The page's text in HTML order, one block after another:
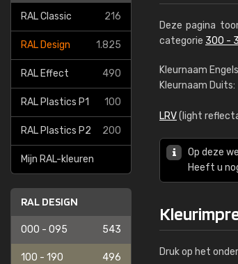
RAL Classic 216
RAL Design 1.825
RAL Effect 490
RAL Plastics P1 100
RAL Plastics P2 200
Mijn RAL-kleuren
RAL DESIGN
000 - 095 543
100 - 190 496
Deze pagina
categorie 300 -
Kleurnaam
Kleurnaam Duits:
LRV(light
Op deze
Heeft u
Druk op het